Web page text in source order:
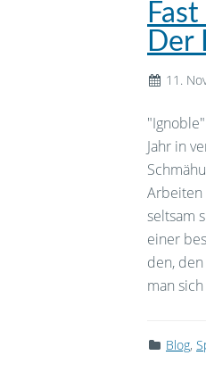
Der
11.
Jahr in
Arbeiten
seltsam
einer
den,
man
Blog,